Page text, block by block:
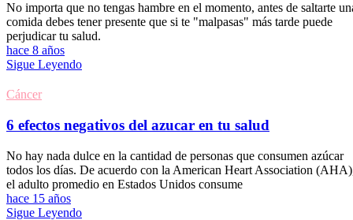
No importa que no tengas hambre en el momento, antes de saltarte
comida debes tener presente que si te "malpasas" más tarde puede
perjudicar tu salud.
hace 8 años
Sigue Leyendo
Cáncer
6 efectos negativos del azucar en tu salud
No hay nada dulce en la cantidad de personas que consumen azúcar
todos los días. De acuerdo con la American Heart Association
el adulto promedio en Estados Unidos consume
hace 15 años
Sigue Leyendo